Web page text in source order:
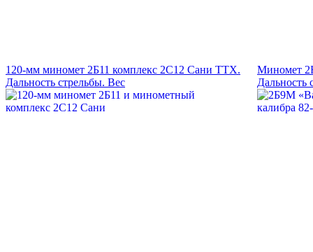
120-мм миномет 2Б11 комплекс 2С12 Сани ТТХ.
Дальность стрельбы. Вес
Миномет
Дальность